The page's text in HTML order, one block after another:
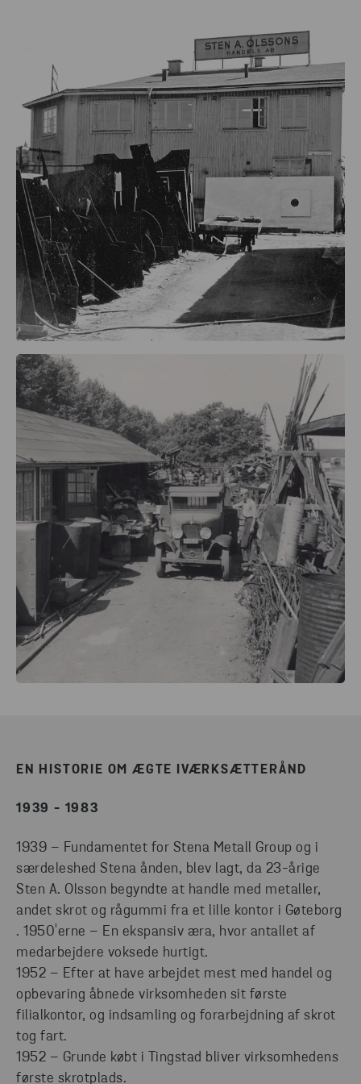
EN HISTORIE OM ÆGTE IVÆRKSÆTTERÅND
1939 - 1983
1939 – Fundamentet for Stena Metall Group og i
særdeleshed Stena ånden, blev lagt, da 23-årige
Sten A. Olsson begyndte at handle med metaller,
andet skrot og rågummi fra et lille kontor i Gøteborg
. 1950'erne – En ekspansiv æra, hvor antallet af
medarbejdere voksede hurtigt.
1952 – Efter at have arbejdet mest med handel og
opbevaring åbnede virksomheden sit første
filialkontor, og indsamling og forarbejdning af skrot
tog fart.
1952 – Grunde købt i Tingstad bliver virksomhedens
første skrotplads.